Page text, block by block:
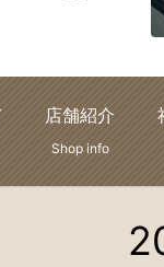
店舗紹介
Shop info